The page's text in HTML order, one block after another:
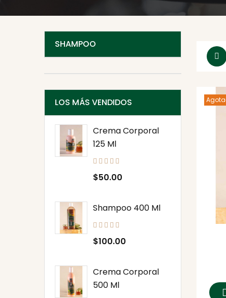
SHAMPOO
LOS MÁS VENDIDOS
Crema Corporal
125 Ml
Precio
$50.00
Shampoo 400 Ml
Precio
$100.00
Crema Corporal
500 Ml